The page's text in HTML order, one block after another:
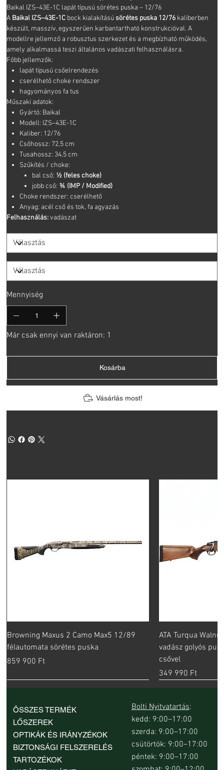
Baikal IZS–43E-1C lapát típusú sörétes puska – 12/76
A Baikal IZS–43E-1C bock kialakításúsörétes puska 12/76 kaliberben
készült, masszív, egyszerűen karbantartható konstrukcióval. A
modellre jellemző a robusztus szerkezet és a megbízható működés,
amely alkalmassá teszi általános vadászati felhasználásra.
Főbb jellemzők:
lapát típusú csőelrendezés
cserélhető choke rendszer
hagyományos fa tus
Műszaki adatok:
Gyártó: Baikal
Modell: IZS–43E-1C
Kaliber: 12/76
Csőhossz: 72,5 cm
Tusahossz: 34,5 cm
Szűkítés / choke:
bal cső: ½ (feles choke)
jobb cső: ¾ (IMP / Modified)
Choke rendszer: cserélhető
Anyag: acél cső és tok, fa agyazás
Felhasználás:vadászat
Mennyiség
Már csak ennyi van raktáron: 1
Kosárba
Vásárlás most!
Browning Maxus 2 Camo Max5 12/89
félautomata sörétes puska
Ár
859 900 Ft
ATA Turqua
vadász golyós
csővel
Ár
349 990 Ft
ÖSSZES TERMÉK
LŐSZEREK
OPTIKÁK ÉS IRÁNYZÉKOK
BIZTONSÁGI FELSZERELÉS
TARTOZÉKOK
Bolti Nyitvatartás:
kedd: 9:00–17:00
szerda: 9:00–17:00
csütörtök: 9:00–17:00
péntek: 9:00–17:00